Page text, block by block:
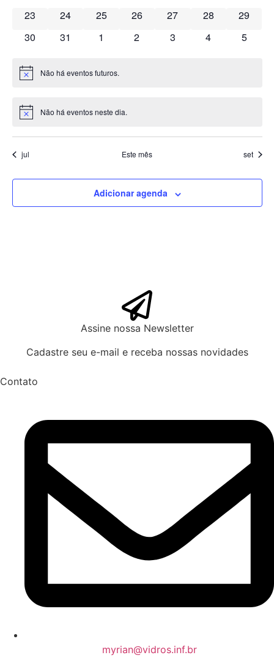
0 eventos
23 0 eventos
24 0 eventos
25 0 eventos
26 0 eventos
27 0 eventos
28 0
29
0 eventos
30 0 eventos
31 0 eventos
1 0 eventos
2 0 eventos
3 0 eventos
4 0
5
Notice Não há eventos futuros.
Notice Não há eventos neste dia.
jul Este mês set
Adicionar agenda
Assine nossa Newsletter
Cadastre seu e-mail e receba nossas novidades
Contato
myrian@vidros.inf.br